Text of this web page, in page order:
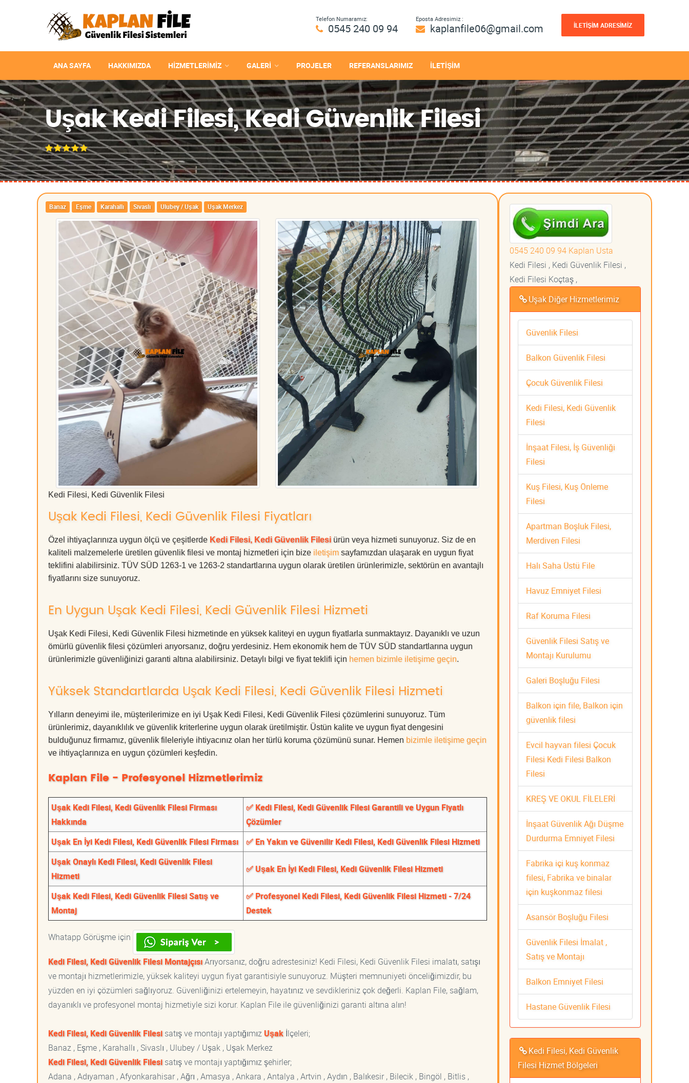
Telefon Numaramız:
0545 240 09 94
Eposta Adresimiz :
kaplanfile06@gmail.com İLETİŞİM ADRESİMİZ
ANA SAYFA HAKKIMIZDA HIZMETLERIMIZ GALERİ PROJELER REFERANSLARIMIZ İLETİŞİM
Uşak Kedi Filesi, Kedi Güvenlik Filesi
Banaz Eşme Karahallı Sivaslı Ulubey / Uşak Uşak Merkez
Kedi Filesi, Kedi Güvenlik Filesi
Uşak Kedi Filesi, Kedi Güvenlik Filesi Fiyatları
Özel ihtiyaçlarınıza uygun ölçü ve çeşitlerde Kedi Filesi, Kedi Güvenlik Filesi ürün veya hizmeti sunuyoruz. Siz de en
kaliteli malzemelerle üretilen güvenlik filesi ve montaj hizmetleri için bize iletişim sayfamızdan ulaşarak en uygun fiyat
teklifini alabilirsiniz. TÜV SÜD 1263-1 ve 1263-2 standartlarına uygun olarak üretilen ürünlerimizle, sektörün en avantajlı
fiyatlarını size sunuyoruz.
En Uygun Uşak Kedi Filesi, Kedi Güvenlik Filesi Hizmeti
Uşak Kedi Filesi, Kedi Güvenlik Filesi hizmetinde en yüksek kaliteyi en uygun fiyatlarla sunmaktayız. Dayanıklı ve uzun
ömürlü güvenlik filesi çözümleri arıyorsanız, doğru yerdesiniz. Hem ekonomik hem de TÜV SÜD standartlarına uygun
ürünlerimizle güvenliğinizi garanti altına alabilirsiniz. Detaylı bilgi ve fiyat teklifi için hemen bizimle iletişime geçin.
Yüksek Standartlarda Uşak Kedi Filesi, Kedi Güvenlik Filesi Hizmeti
Yılların deneyimi ile, müşterilerimize en iyi Uşak Kedi Filesi, Kedi Güvenlik Filesi çözümlerini sunuyoruz. Tüm
ürünlerimiz, dayanıklılık ve güvenlik kriterlerine uygun olarak üretilmiştir. Üstün kalite ve uygun fiyat dengesini
bulduğunuz firmamız, güvenlik fileleriyle ihtiyacınız olan her türlü koruma çözümünü sunar. Hemen bizimle iletişime geçin
ve ihtiyaçlarınıza en uygun çözümleri keşfedin.
Kaplan File - Profesyonel Hizmetlerimiz
Uşak Kedi Filesi, Kedi Güvenlik Filesi Firması
Hakkında
✅ Kedi Filesi, Kedi Güvenlik Filesi Garantili ve Uygun Fiyatlı
Çözümler
Uşak En İyi Kedi Filesi, Kedi Güvenlik Filesi Firması
✅ En Yakın ve Güvenilir Kedi Filesi, Kedi Güvenlik Filesi Hizmeti
Uşak Onaylı Kedi Filesi, Kedi Güvenlik Filesi
Hizmeti
✅ Uşak En İyi Kedi Filesi, Kedi Güvenlik Filesi Hizmeti
Uşak Kedi Filesi, Kedi Güvenlik Filesi Satış ve
Montaj
✅ Profesyonel Kedi Filesi, Kedi Güvenlik Filesi Hizmeti - 7/24
Destek
Whatapp Görüşme için
Kedi Filesi, Kedi Güvenlik Filesi MontajçısıArıyorsanız, doğru adrestesiniz! Kedi Filesi, Kedi Güvenlik Filesi imalatı, satışı
ve montajı hizmetlerimizle, yüksek kaliteyi uygun fiyat garantisiyle sunuyoruz. Müşteri memnuniyeti önceliğimizdir, bu
yüzden en iyi çözümleri sağlıyoruz. Güvenliğinizi ertelemeyin, hayatınız ve sevdikleriniz çok değerli. Kaplan File, sağlam,
dayanıklı ve profesyonel montaj hizmetiyle sizi korur. Kaplan File ile güvenliğinizi garanti altına alın!
Kedi Filesi, Kedi Güvenlik Filesisatış ve montajı yaptığımızUşak İlçeleri;
Banaz , Eşme , Karahallı , Sivaslı , Ulubey / Uşak , Uşak Merkez
Kedi Filesi, Kedi Güvenlik Filesisatış ve montajı yaptığımız şehirler;
Adana , Adıyaman , Afyonkarahisar , Ağrı , Amasya , Ankara , Antalya , Artvin , Aydın , Balıkesir , Bilecik , Bingöl , Bitlis ,
0545 240 09 94 Kaplan Usta
Kedi Filesi , Kedi Güvenlik Filesi ,
Kedi Filesi Koçtaş ,
Uşak Diğer Hizmetlerimiz
Güvenlik Filesi
Balkon Güvenlik Filesi
Çocuk Güvenlik Filesi
Kedi Filesi, Kedi Güvenlik
Filesi
İnşaat Filesi, İş Güvenliği
Filesi
Kuş Filesi, Kuş Önleme
Filesi
Apartman Boşluk Filesi,
Merdiven Filesi
Halı Saha Üstü File
Havuz Emniyet Filesi
Raf Koruma Filesi
Güvenlik Filesi Satış ve
Montajı Kurulumu
Galeri Boşluğu Filesi
Balkon için file, Balkon için
güvenlik filesi
Evcil hayvan filesi Çocuk
Filesi Kedi Filesi Balkon
Filesi
KREŞ VE OKUL FİLELERİ
İnşaat Güvenlik Ağı Düşme
Durdurma Emniyet Filesi
Fabrika içi kuş konmaz
filesi, Fabrika ve binalar
için kuşkonmaz filesi
Asansör Boşluğu Filesi
Güvenlik Filesi İmalat ,
Satış ve Montajı
Balkon Emniyet Filesi
Hastane Güvenlik Filesi
Kedi Filesi, Kedi Güvenlik
Filesi Hizmet Bölgeleri